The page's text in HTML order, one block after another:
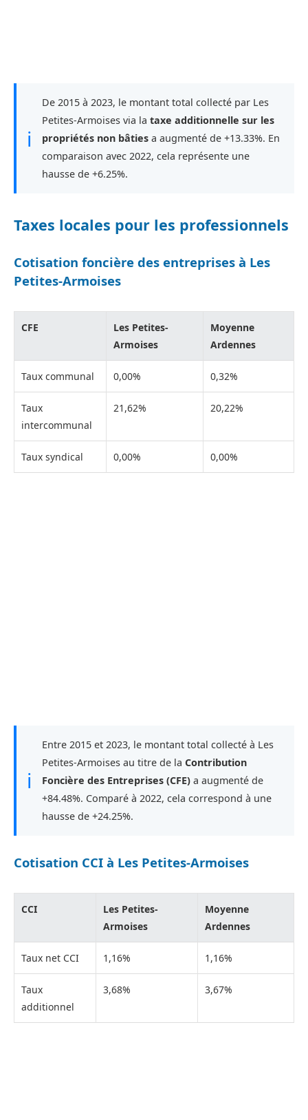
ℹ
De 2015 à 2023, le montant total collecté par Les
Petites-Armoises via la taxe additionnelle sur les
propriétés non bâties a augmenté de +13.33%. En
comparaison avec 2022, cela représente une
hausse de +6.25%.
Taxes locales pour les professionnels
Cotisation foncière des entreprises à Les
Petites-Armoises
CFE
Les Petites-
Armoises
Moyenne
Ardennes
Taux communal 0,00% 0,32%
Taux
intercommunal
21,62% 20,22%
Taux syndical 0,00% 0,00%
ℹ
Entre 2015 et 2023, le montant total collecté à Les
Petites-Armoises au titre de la Contribution
Foncière des Entreprises (CFE) a augmenté de
+84.48%. Comparé à 2022, cela correspond à une
hausse de +24.25%.
Cotisation CCI à Les Petites-Armoises
CCI
Les Petites-
Armoises
Moyenne
Ardennes
Taux net CCI 1,16% 1,16%
Taux
additionnel
3,68% 3,67%